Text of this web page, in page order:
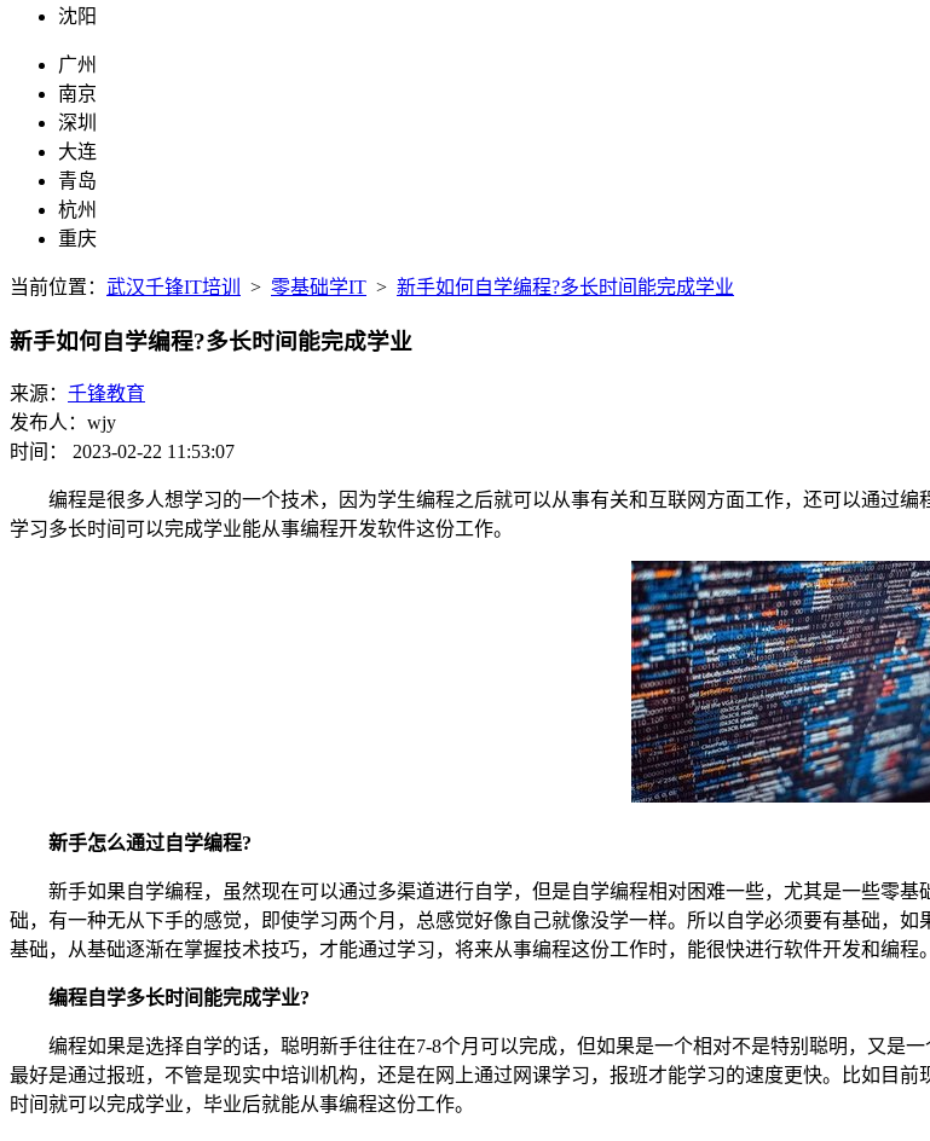
沈阳
广州
南京
深圳
大连
青岛
杭州
重庆
当前位置： 武汉千锋IT培训 > 零基础学IT > 新手如何自学编程?多长时间能完成学业
新手如何自学编程?多长时间能完成学业
来源： 千锋教育
发布人：wjy
时间： 2023-02-22 11:53:07
编程是很多人想学习的一个技术，因为学生编程之后就可以从事有关和互联网方面工作，还可以通过编
学习多长时间可以完成学业能从事编程开发软件这份工作。
新手怎么通过自学编程?
新手如果自学编程，虽然现在可以通过多渠道进行自学，但是自学编程相对困难一些，尤其是一些零基
础，有一种无从下手的感觉，即使学习两个月，总感觉好像自己就像没学一样。所以自学必须要有基础，
基础，从基础逐渐在掌握技术技巧，才能通过学习，将来从事编程这份工作时，能很快进行软件开发和编程。
编程自学多长时间能完成学业?
编程如果是选择自学的话，聪明新手往往在7-8个月可以完成，但如果是一个相对不是特别聪明，又是一
最好是通过报班，不管是现实中培训机构，还是在网上通过网课学习，报班才能学习的速度更快。比如目
时间就可以完成学业，毕业后就能从事编程这份工作。